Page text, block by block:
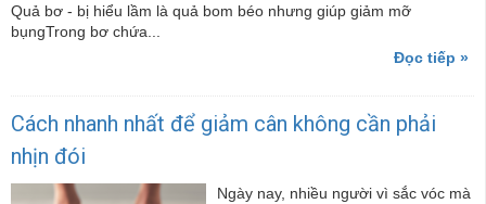
Quả bơ - bị hiểu lầm là quả bom béo nhưng giúp giảm mỡ
bụngTrong bơ chứa...
Đọc tiếp »
Cách nhanh nhất để giảm cân không cần phải
nhịn đói
Ngày nay, nhiều người vì sắc vóc mà